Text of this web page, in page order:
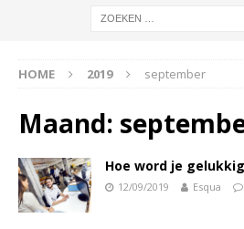
HOME 2019 september
Maand:
Hoe word je
12/09/2019 Esqua